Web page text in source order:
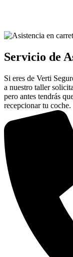
Servicio de
Si eres de Verti
a nuestro taller
pero antes tendrás
recepcionar tu coche.